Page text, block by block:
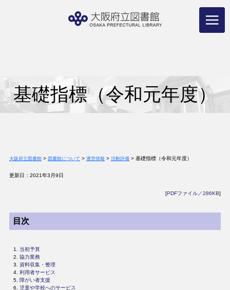
基礎指標（令和元年度）
大阪府立図書館> 図書館について > 運営情報 > 活動評価> 基礎指標（令和元年度）
更新日：2021年3月9日
[PDFファイル／286KB]
目次
当初予算
協力業務
資料収集・整理
利用者サービス
障がい者支援
児童や学校へのサービス